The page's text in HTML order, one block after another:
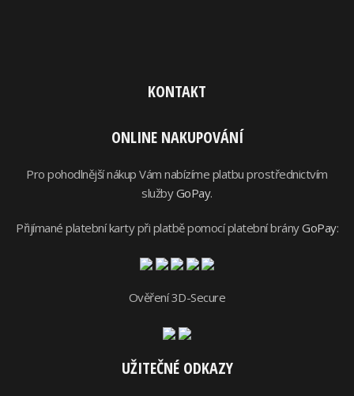
KONTAKT
ONLINE NAKUPOVÁNÍ
Pro pohodlnější nákup Vám nabízíme platbu prostřednictvím
službyGoPay.
Přijímané platební karty při platbě pomocí platební brányGoPay:
Ověření 3D-Secure
UŽITEČNÉ ODKAZY